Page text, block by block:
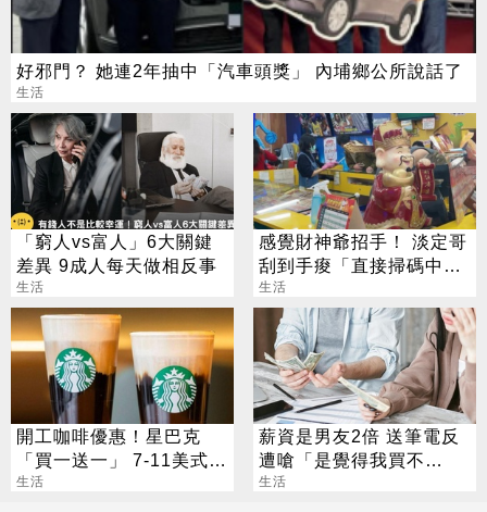
好邪門？ 她連2年抽中「汽車頭獎」 內埔鄉公所說話了
生活
「窮人vs富人」6大關鍵
差異 9成人每天做相反事
生活
感覺財神爺招手！ 淡定哥
刮到手痠「直接掃碼中
2000萬」
生活
開工咖啡優惠！星巴克
「買一送一」 7-11美式買
7送7
生活
薪資是男友2倍 送筆電反
遭嗆「是覺得我買不
起」？ 網齊勸快逃
生活